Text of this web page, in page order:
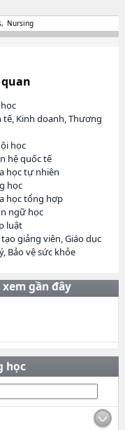
Nursing
Kinh doanh, Thương
học
hệ quốc tế
học tự nhiên
học
học tổng hợp
ngữ học
luật
giảng viên, Giáo dục
Bảo vệ sức khỏe
gần đây
học